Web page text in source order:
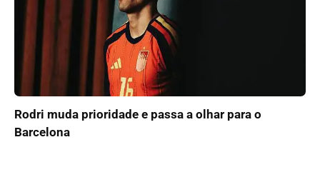
Rodri muda prioridade e passa a olhar para o
Barcelona